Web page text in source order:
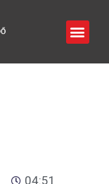
04:51